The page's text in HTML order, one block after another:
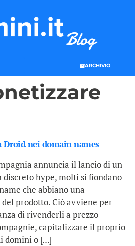
ARCHIVIO
nei domain names
annuncia il lancio di un
discreto hype, molti si fiondano
che abbiano una
prodotto. Ciò avviene per
di rivenderli a prezzo
capitalizzare il proprio
domini o […]